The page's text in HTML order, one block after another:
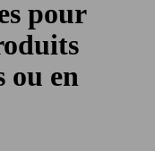
pour
ou en